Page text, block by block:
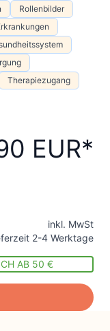
Rollenbilder
Therapiezugang
EUR
inkl. MwSt
2-4 Werktage
AB 50 €